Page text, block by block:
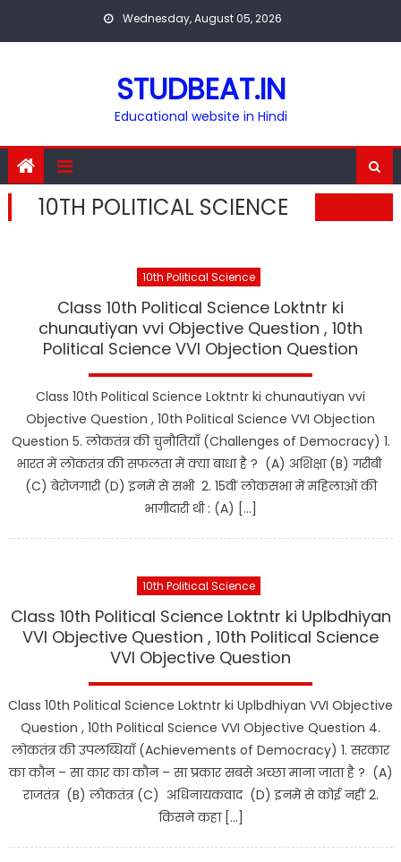
Wednesday, August 05, 2026
STUDBEAT.IN
Educational website in Hindi
10TH POLITICAL SCIENCE
10th Political Science
Class 10th Political Science Loktntr ki
chunautiyan vvi Objective Question , 10th
Political Science VVI Objection Question
Class 10th Political Science Loktntr ki chunautiyan vvi
Objective Question , 10th Political Science VVI Objection
Question 5. लोकतंत्र की चुनौतियाँ (Challenges of Democracy) 1.
भारत में लोकतंत्र की सफलता में क्या बाधा है ? (A) अशिक्षा (B) गरीबी
(C) बेरोजगारी (D) इनमें से सभी 2. 15वीं लोकसभा में महिलाओं की
भागीदारी थी : (A) […]
10th Political Science
Class 10th Political Science Loktntr ki Uplbdhiyan
VVI Objective Question , 10th Political Science
VVI Objective Question
Class 10th Political Science Loktntr ki Uplbdhiyan VVI Objective
Question , 10th Political Science VVI Objective Question 4.
लोकतंत्र की उपलब्धियाँ (Achievements of Democracy) 1. सरकार
का कौन – सा कार का कौन – सा प्रकार सबसे अच्छा माना जाता है ? (A)
राजतंत्र (B) लोकतंत्र (C) अधिनायकवाद (D) इनमें से कोई नहीं 2.
किसने कहा […]